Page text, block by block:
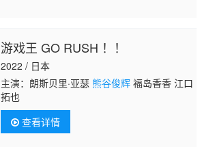
游戏王 GO RUSH ！！
2022 / 日本
主演：朗斯贝里·亚瑟 熊谷俊辉福岛香香 江口
拓也
查看详情